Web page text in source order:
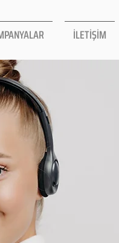
İLETİŞİM